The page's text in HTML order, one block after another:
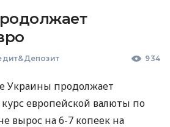
934
Украины продолжает
европейской валюты по
вырос на 6-7 копеек на